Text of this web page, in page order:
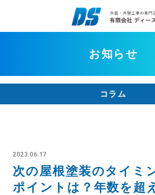
お知らせ
コラム
2023.06.17
次の屋根塗装のタイミ
ポイントは？年数を超